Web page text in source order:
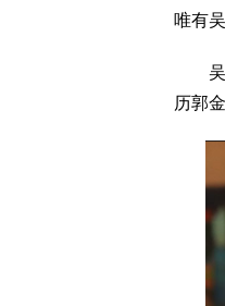
唯有
吴英
历郭